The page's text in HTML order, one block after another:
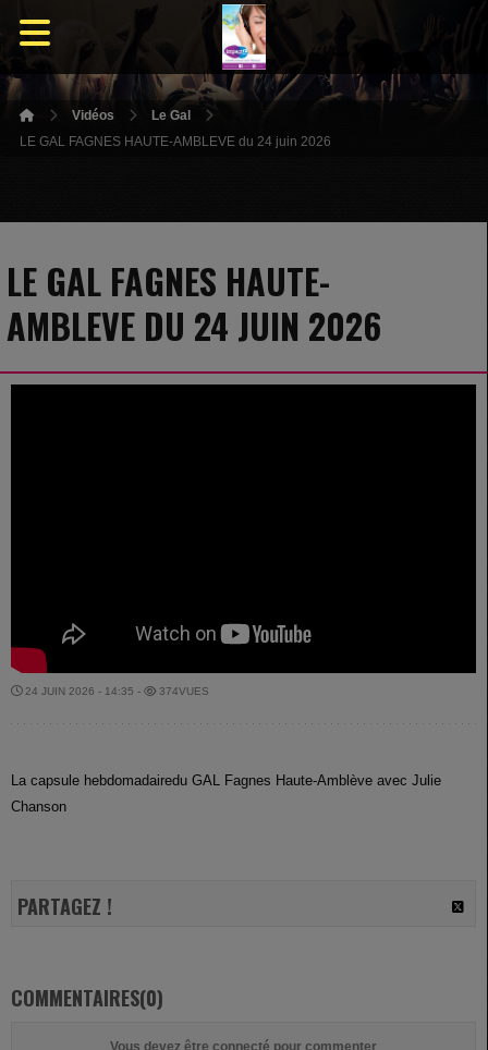
Vidéos
Le Gal
LE GAL FAGNES HAUTE-AMBLEVE du 24 juin 2026
LE GAL FAGNES HAUTE-
AMBLEVE DU 24 JUIN 2026
24 JUIN 2026 - 14:35 - 374VUES
La capsule hebdomadairedu GAL Fagnes Haute-Amblève avec Julie
Chanson
PARTAGEZ !
COMMENTAIRES(0)
Vous devez être connecté pour commenter